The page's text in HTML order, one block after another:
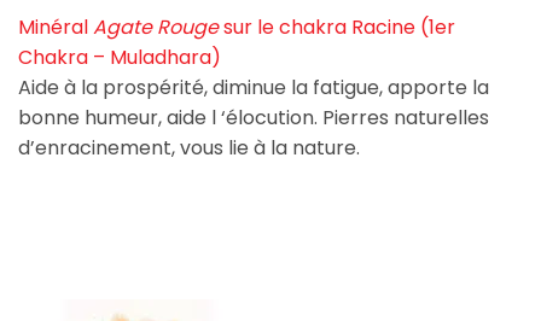
MinéralAgate Rougesur le chakra Racine (1er
Chakra – Muladhara)
Aide à la prospérité, diminue la fatigue, apporte la
bonne humeur, aide l ‘élocution. Pierres naturelles
d’enracinement, vous lie à la nature.